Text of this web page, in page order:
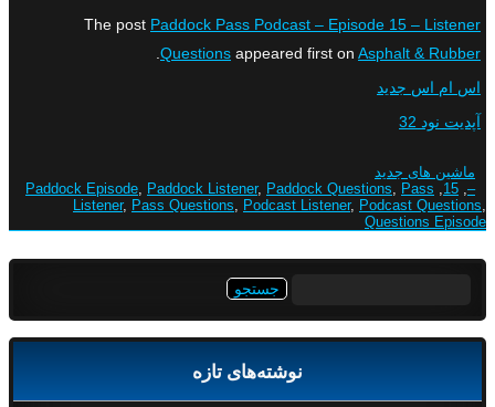
The post Paddock Pass Podcast – Episode 15 – Listener
Questions appeared first on Asphalt & Rubber
اس ام اس جدید
آپدیت نود 32
ماشین های جدید
–
15
Paddock Episode Paddock Listener, Paddock Questions
Pass
Listener, Pass Questions Podcast Listener, Podcast Questions
Questions Episode
نوشته‌های تازه